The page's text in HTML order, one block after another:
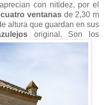
con nitidez, por el
cuatro ventanasde 2,30 m
altura que guardan en sus
original. Son los